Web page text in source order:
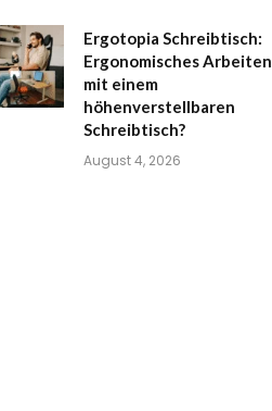
Ergotopia Schreibtisch:
Ergonomisches Arbeiten
mit einem
höhenverstellbaren
Schreibtisch?
August 4, 2026